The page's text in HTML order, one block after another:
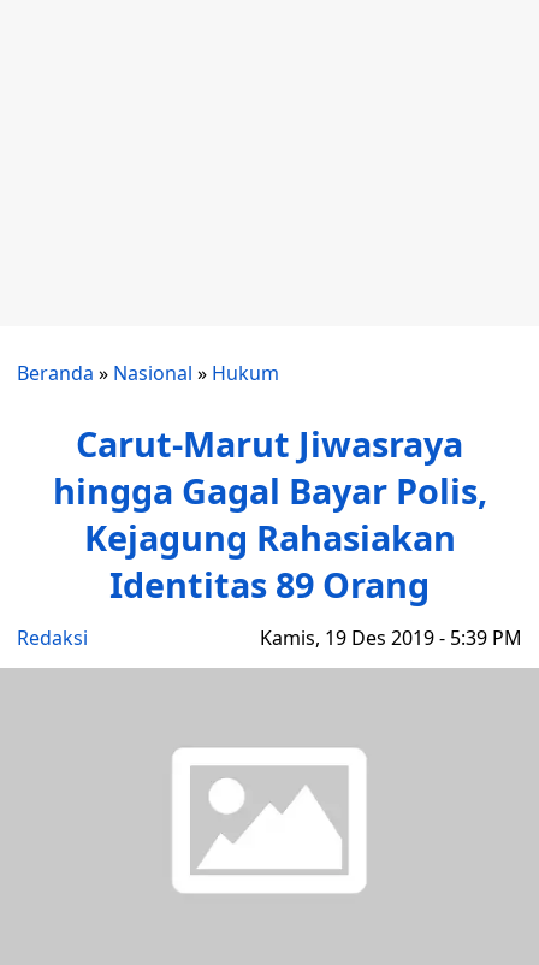
Beranda » Nasional » Hukum
Carut-Marut Jiwasraya
hingga Gagal Bayar Polis,
Kejagung Rahasiakan
Identitas 89 Orang
Redaksi Kamis, 19 Des 2019 - 5:39 PM